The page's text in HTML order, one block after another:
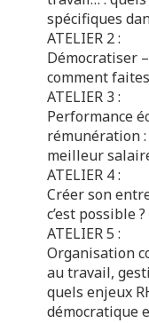
spécifiques
ATELIER 2 :
Démocratiser
comment
ATELIER 3 :
Performance
rémunération
meilleur
ATELIER 4 :
Créer son
c’est possible ?
ATELIER 5 :
Organisation
au travail,
quels enjeux
démocratique